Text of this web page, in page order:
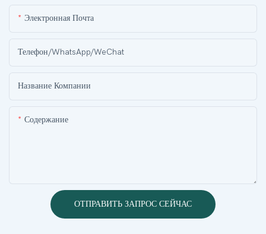
Электронная Почта
Телефон/WhatsApp/WeChat
Название Компании
Содержание
ОТПРАВИТЬ ЗАПРОС СЕЙЧАС